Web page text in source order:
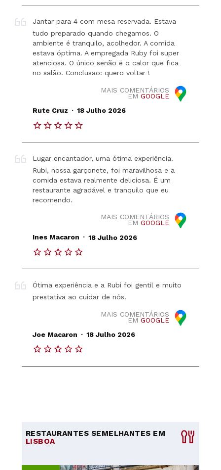
Jantar para 4 com mesa reservada. Estava
tudo preparado quando chegamos. O
ambiente é tranquilo, acolhedor. A comida
estava óptima. A empregada Ruby foi super
atenciosa. O único senão é o calor que fica
no salão. Conclusao: quero voltar !
MAIS COMENTÁRIOS
EM GOOGLE
Rute Cruz . 18 Julho 2026
Lugar encantador, uma ótima experiência.
Rubi, nossa garçonete, foi maravilhosa e a
comida estava realmente deliciosa. É um
restaurante agradável e tranquilo que eu
recomendo.
MAIS COMENTÁRIOS
EM GOOGLE
Ines Macaron . 18 Julho 2026
Ótima experiência e a Rubi foi gentil e muito
prestativa ao cuidar de nós.
MAIS COMENTÁRIOS
EM GOOGLE
Joe Macaron . 18 Julho 2026
RESTAURANTES SEMELHANTES EM
LISBOA